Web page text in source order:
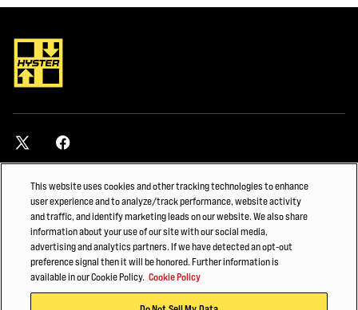
MAKIPAG-UGNAY
Humanap ng dealer
TUKLASIN
This website uses cookies and other tracking technologies to enhance
user experience and to analyze/track performance, website activity
and traffic, and identify marketing leads on our website. We also share
information about your use of our site with our social media,
advertising and analytics partners. If we have detected an opt-out
preference signal then it will be honored. Further information is
available in our Cookie Policy. Cookie Policy